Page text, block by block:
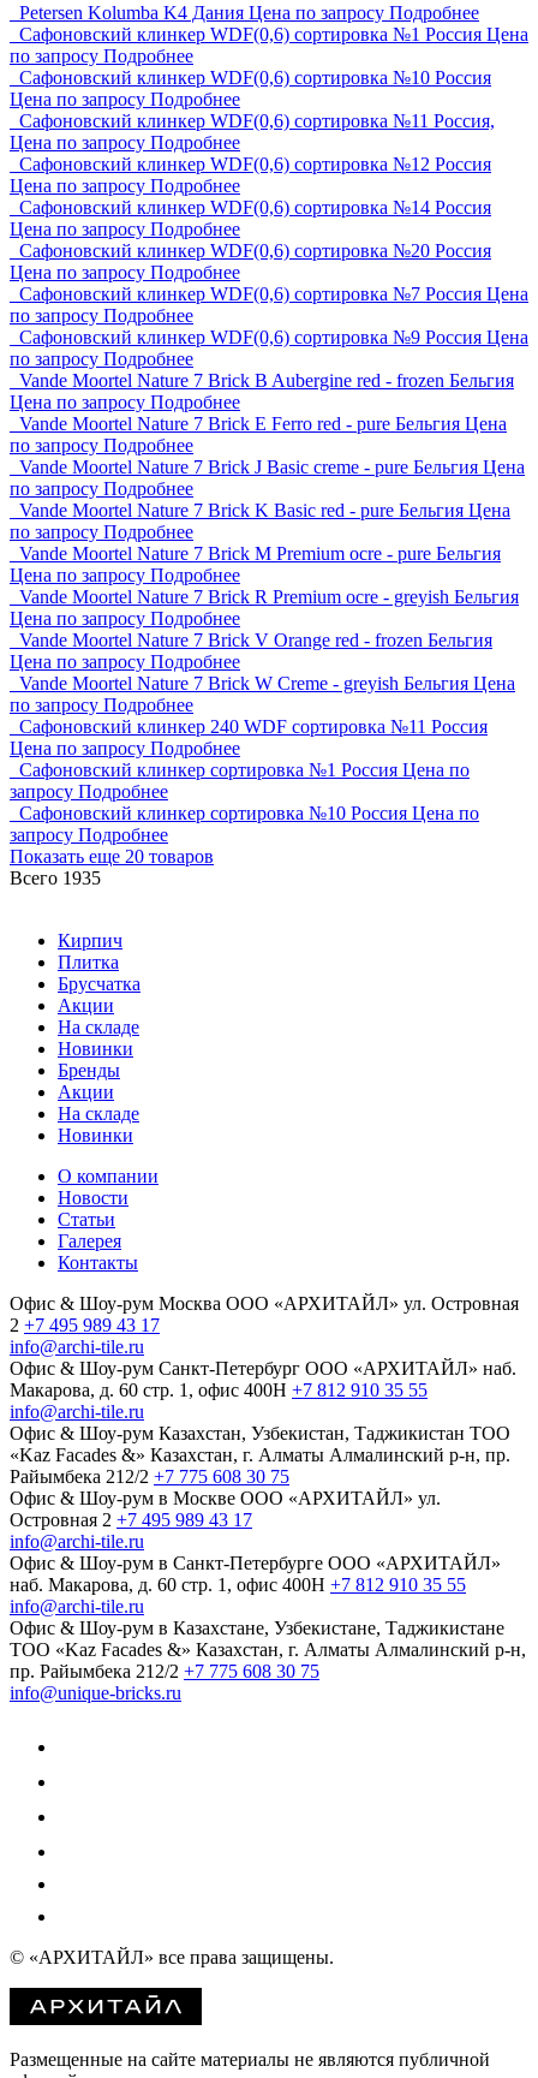
Petersen Kolumba K4 Дания Цена по запросу Подробнее
Сафоновский клинкер WDF(0,6) сортировка №1 Россия Цена
по запросу Подробнее
Сафоновский клинкер WDF(0,6) сортировка №10 Россия
Цена по запросу Подробнее
Сафоновский клинкер WDF(0,6) сортировка №11 Россия,
Цена по запросу Подробнее
Сафоновский клинкер WDF(0,6) сортировка №12 Россия
Цена по запросу Подробнее
Сафоновский клинкер WDF(0,6) сортировка №14 Россия
Цена по запросу Подробнее
Сафоновский клинкер WDF(0,6) сортировка №20 Россия
Цена по запросу Подробнее
Сафоновский клинкер WDF(0,6) сортировка №7 Россия Цена
по запросу Подробнее
Сафоновский клинкер WDF(0,6) сортировка №9 Россия Цена
по запросу Подробнее
Vande Moortel Nature 7 Brick B Aubergine red - frozen Бельгия
Цена по запросу Подробнее
Vande Moortel Nature 7 Brick E Ferro red - pure Бельгия Цена
по запросу Подробнее
Vande Moortel Nature 7 Brick J Basic creme - pure Бельгия Цена
по запросу Подробнее
Vande Moortel Nature 7 Brick K Basic red - pure Бельгия Цена
по запросу Подробнее
Vande Moortel Nature 7 Brick M Premium ocre - pure Бельгия
Цена по запросу Подробнее
Vande Moortel Nature 7 Brick R Premium ocre - greyish Бельгия
Цена по запросу Подробнее
Vande Moortel Nature 7 Brick V Orange red - frozen Бельгия
Цена по запросу Подробнее
Vande Moortel Nature 7 Brick W Creme - greyish Бельгия Цена
по запросу Подробнее
Сафоновский клинкер 240 WDF сортировка №11 Россия
Цена по запросу Подробнее
Сафоновский клинкер сортировка №1 Россия Цена по
запросу Подробнее
Сафоновский клинкер сортировка №10 Россия Цена по
запросу Подробнее
Показать еще 20 товаров
Всего 1935
Кирпич
Плитка
Брусчатка
Акции
На складе
Новинки
Бренды
Акции
На складе
Новинки
О компании
Новости
Статьи
Галерея
Контакты
Офис & Шоу-рум Москва ООО «АРХИТАЙЛ» ул. Островная
2 +7 495 989 43 17
info@archi-tile.ru
Офис & Шоу-рум Санкт-Петербург ООО «АРХИТАЙЛ» наб.
Макарова, д. 60 стр. 1, офис 400Н +7 812 910 35 55
info@archi-tile.ru
Офис & Шоу-рум Казахстан, Узбекистан, Таджикистан TOO
«Kaz Facades &» Казахстан, г. Алматы Алмалинский р-н, пр.
Райымбека 212/2 +7 775 608 30 75
Офис & Шоу-рум в Москве ООО «АРХИТАЙЛ» ул.
Островная 2 +7 495 989 43 17
info@archi-tile.ru
Офис & Шоу-рум в Санкт-Петербурге ООО «АРХИТАЙЛ»
наб. Макарова, д. 60 стр. 1, офис 400Н +7 812 910 35 55
info@archi-tile.ru
Офис & Шоу-рум в Казахстане, Узбекистане, Таджикистане
TOO «Kaz Facades &» Казахстан, г. Алматы Алмалинский р-н,
пр. Райымбека 212/2 +7 775 608 30 75
info@unique-bricks.ru
© «АРХИТАЙЛ» все права защищены.
Размещенные на сайте материалы не являются публичной